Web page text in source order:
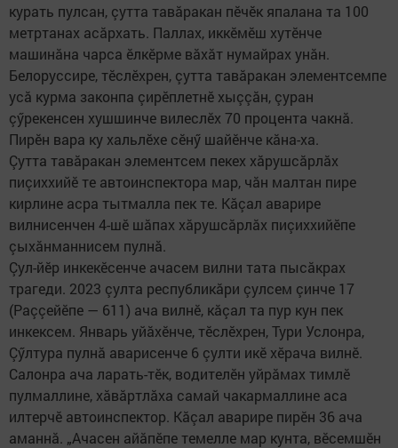
курать пулсан, çутта тавăракан пӗчӗк япалана та 100
метртанах асăрхать. Паллах, иккӗмӗш хутӗнче
машинăна чарса ӗлкӗрме вăхăт нумайрах унăн.
Белоруссире, тӗслӗхрен, çутта тавăракан элементсемпе
усă курма законпа çирӗплетнӗ хыççăн, çуран
çӳрекенсен хушшинче вилеслӗх 70 процента чакнă.
Пирӗн вара ку хальлӗхе сӗнӳ шайӗнче кăна-ха.
Çутта тавăракан элементсем пекех хăрушсăрлăх
пиçиххийӗ те автоинспектора мар, чăн малтан пире
кирлине асра тытмалла пек те. Кăçал аварире
вилнисенчен 4-шӗ шăпах хăрушсăрлăх пиçиххийӗпе
çыхăнманнисем пулнă.
Çул-йӗр инкекӗсенче ачасем вилни тата пысăкрах
трагеди. 2023 çулта республикăри çулсем çинче 17
(Раççейӗпе — 611) ача вилнӗ, кăçал та пур кун пек
инкексем. Январь уйăхӗнче, тӗслӗхрен, Тури Услонра,
Çӳлтура пулнă аварисенче 6 çулти икӗ хӗрача вилнӗ.
Салонра ача ларать-тӗк, водителӗн уйрăмах тимлӗ
пулмаллине, хăвăртлăха самай чакармаллине аса
илтерчӗ автоинспектор. Кăçал аварире пирӗн 36 ача
аманнă. „Ачасен айăпӗпе темелле мар кунта, вӗсемшӗн